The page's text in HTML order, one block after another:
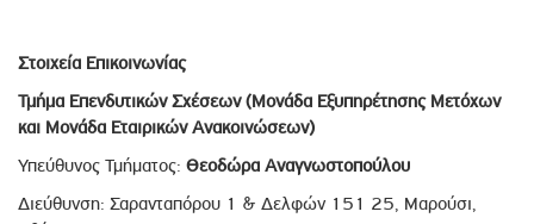
Στοιχεία Επικοινωνίας
Τμήμα Επενδυτικών Σχέσεων (Μονάδα Εξυπηρέτησης Μετόχων
και Μονάδα Εταιρικών Ανακοινώσεων)
Υπεύθυνος Τμήματος: Θεοδώρα Αναγνωστοπούλου
Διεύθυνση: Σαρανταπόρου 1 & Δελφών 151 25, Μαρούσι,